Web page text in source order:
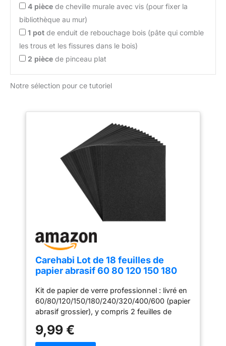
4 pièce de cheville murale avec vis (pour fixer la
bibliothèque au mur)
1 pot de enduit de rebouchage bois (pâte qui comble
les trous et les fissures dans le bois)
2 pièce de pinceau plat
Notre sélection pour ce tutoriel
Carehabi Lot de 18 feuilles de
papier abrasif 60 80 120 150 180
humide et sec pour voiture,
meubles en bois, métal, pierre,
vernis, verre, 23 x 28 cm
Kit de papier de verre professionnel : livré en
60/80/120/150/180/240/320/400/600 (papier
abrasif grossier), y compris 2 feuilles de
sont imprimés au dos pour une identification
facile. À la fois humide et sec : composé de
9,99 €